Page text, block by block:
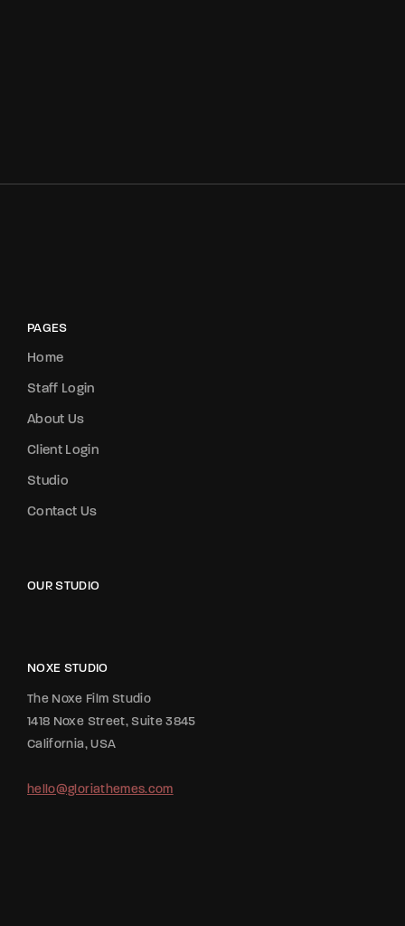
PAGES
Home
Staff Login
About Us
Client Login
Studio
Contact Us
OUR STUDIO
NOXE STUDIO
The Noxe Film Studio
1418 Noxe Street, Suite 3845
California, USA
hello@gloriathemes.com